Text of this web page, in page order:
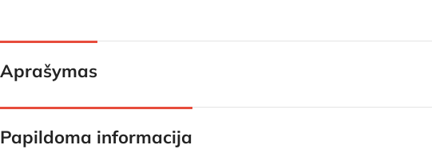
Aprašymas
Papildoma informacija